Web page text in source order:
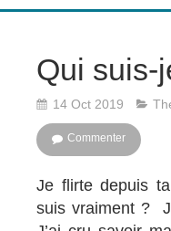
Qui suis-
14 Oct 2019
Commenter
Je flirte depuis
suis vraiment ?